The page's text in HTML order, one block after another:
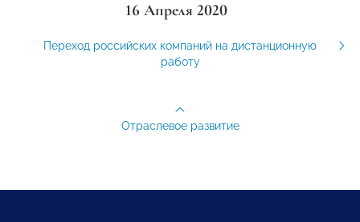
16 Апреля 2020
Переход российских компаний на дистанционную
работу
Отраслевое развитие